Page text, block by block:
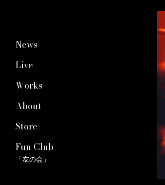
News
Live
Works
About
Store
Fun Club
「友の会」